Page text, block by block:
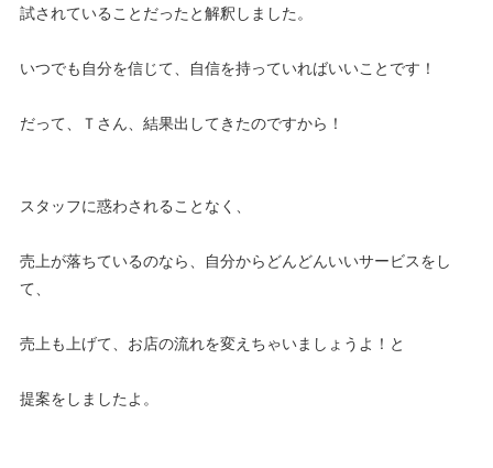
試されていることだったと解釈しました。
いつでも自分を信じて、自信を持っていればいいことです！
だって、Ｔさん、結果出してきたのですから！
スタッフに惑わされることなく、
売上が落ちているのなら、自分からどんどんいいサービスをし
て、
売上も上げて、お店の流れを変えちゃいましょうよ！と
提案をしましたよ。